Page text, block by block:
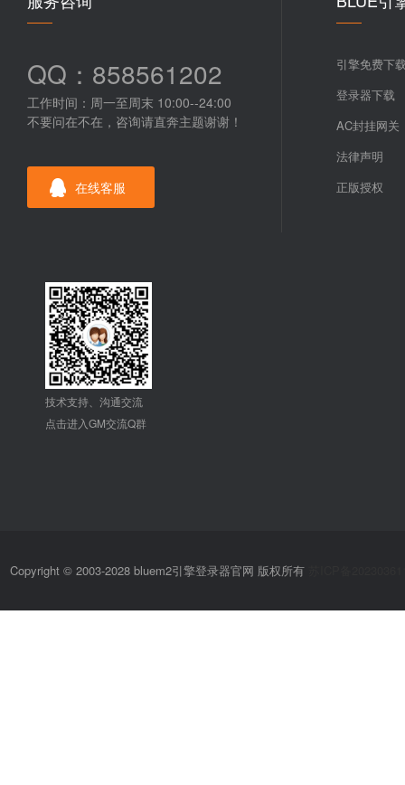
QQ：858561202
工作时间：周一至周末 10:00--24:00
不要问在不在，咨询请直奔主题谢谢！
在线客服
引擎免费下
登录器下载
AC封挂网关
法律声明
正版授权
技术支持、沟通交流
点击进入GM交流Q群
Copyright © 2003-2028 bluem2引擎登录器官网 版权所有